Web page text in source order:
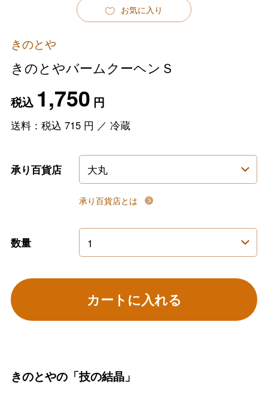
お気に入り
きのとや
きのとやバームクーヘンＳ
税込 1,750 円
送料：税込 715円 ／ 冷蔵
承り百貨店
承り百貨店とは
数量
カートに入れる
きのとやの「技の結晶」